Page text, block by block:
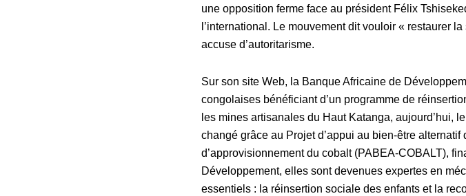
une opposition ferme face au président Félix
l’international. Le mouvement dit vouloir « restaurer
accuse d’autoritarisme.
Sur son site Web, la Banque Africaine de
congolaises bénéficiant d’un programme de
les mines artisanales du Haut Katanga, aujourd’hui,
changé grâce au Projet d’appui au bien-être
d’approvisionnement du cobalt (PABEA-COBALT),
Développement, elles sont devenues expertes en
essentiels : la réinsertion sociale des enfants et la